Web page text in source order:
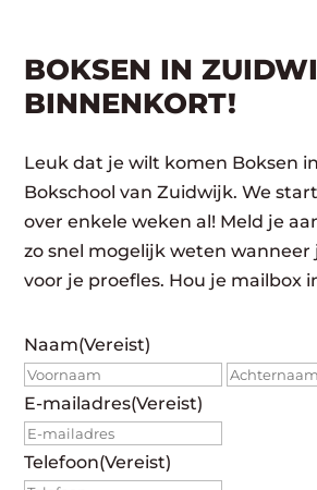
BOKSEN IN
BINNENKORT!
Leuk dat je wilt komen Boksen
Bokschool van Zuidwijk. We
over enkele weken al! Meld je
zo snel mogelijk weten wanneer
voor je proefles. Hou je mailbox
Naam(Vereist)
Voornaam
E-mailadres(Vereist)
Telefoon(Vereist)